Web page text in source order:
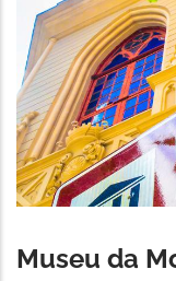
Museu da